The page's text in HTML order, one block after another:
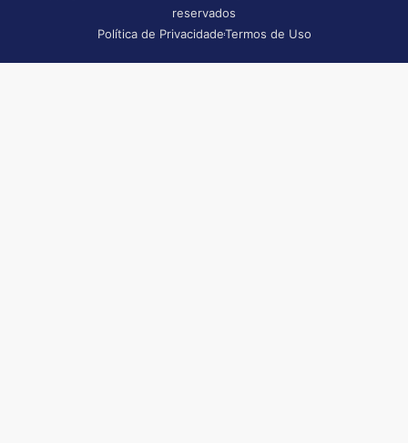
reservados
Política de PrivacidadeTermos de Uso